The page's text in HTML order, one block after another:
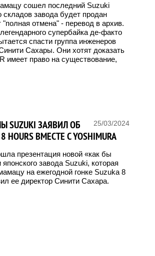
сошел последний Suzuki
складов завода будет продан
отмена" - перевод в архив.
супербайка де-факто
спасти группа инженеров
Сахары. Они хотят доказать
имеет право на существование,
25/03/2024
SUZUKI ЗАЯВИЛ ОБ
ВМЕСТЕ С YOSHIMURA
презентация новой «как бы
завода Suzuki, которая
на ежегодной гонке Suzuka 8
ее директор Синити Сахара.